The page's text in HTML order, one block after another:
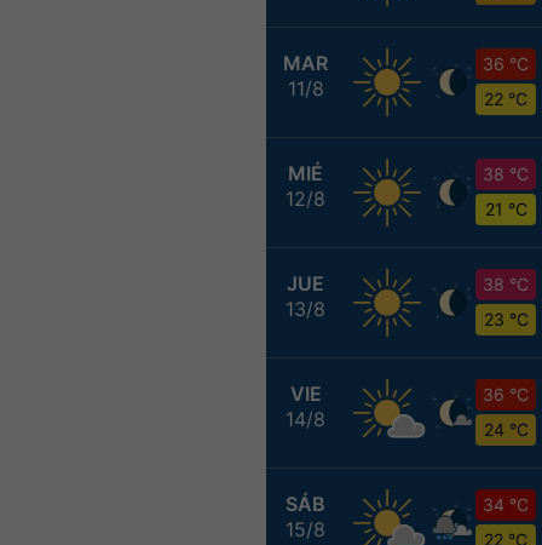
MAR
11/8
36 °C
22 °C
MIÉ
12/8
38 °C
21 °C
JUE
13/8
38 °C
23 °C
VIE
14/8
36 °C
24 °C
SÁB
15/8
34 °C
22 °C